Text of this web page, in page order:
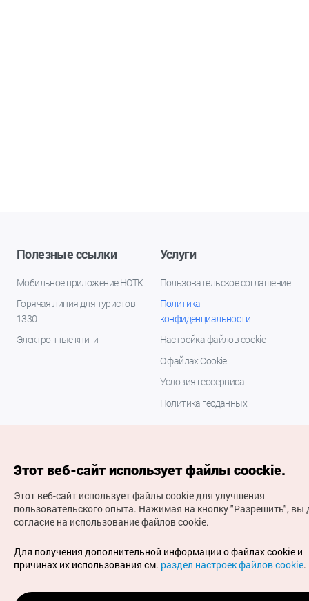
Полезные ссылки
Мобильное приложение НОТК
Горячая линия для туристов
1330
Электронные книги
Услуги
Пользовательское соглашение
Политика
конфиденциальности
Настройка файлов cookie
О файлах Cookie
Условия геосервиса
Политика геоданных
(с) Национальная организация туризма Кореи Все
права защищены
Для извещения об ошибках и проблемах, связанных с
работой веб-сайта, направляйте ваши запросы на
официальный адрес электронной почты
Этот веб-сайт использует файлы coockie.
Этот веб-сайт использует файлы cookie для улучшения
пользовательского опыта. Нажимая на кнопку "Разрешить", вы
согласие на использование файлов cookie.
Для получения дополнительной информации о файлах cookie и
причинах их использования см. раздел настроек файлов cookie.